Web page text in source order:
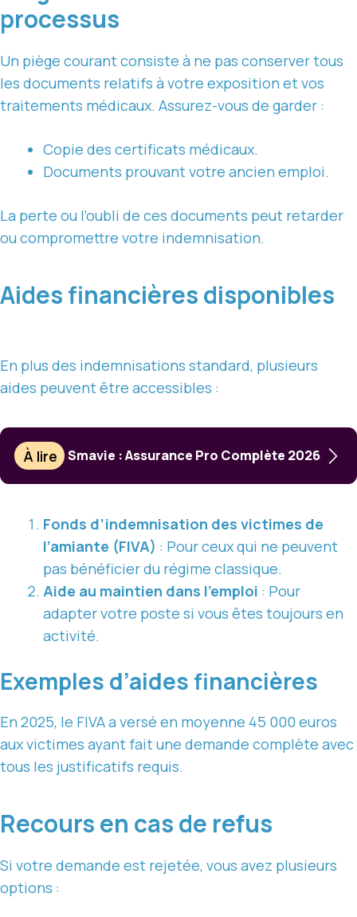
processus
Un piège courant consiste à ne pas conserver tous
les documents relatifs à votre exposition et vos
traitements médicaux. Assurez-vous de garder :
Copie des certificats médicaux.
Documents prouvant votre ancien emploi.
La perte ou l’oubli de ces documents peut retarder
ou compromettre votre indemnisation.
Aides financières disponibles
En plus des indemnisations standard, plusieurs
aides peuvent être accessibles :
À lire Smavie : Assurance Pro Complète 2026
Fonds d’indemnisation des victimes de
l’amiante (FIVA) : Pour ceux qui ne peuvent
pas bénéficier du régime classique.
Aide au maintien dans l’emploi : Pour
adapter votre poste si vous êtes toujours en
activité.
Exemples d’aides financières
En 2025, le FIVA a versé en moyenne 45 000 euros
aux victimes ayant fait une demande complète avec
tous les justificatifs requis.
Recours en cas de refus
Si votre demande est rejetée, vous avez plusieurs
options :